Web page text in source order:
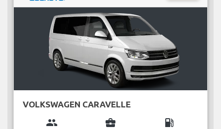
VOLKSWAGEN CARAVELLE
group business_center local_gas_station